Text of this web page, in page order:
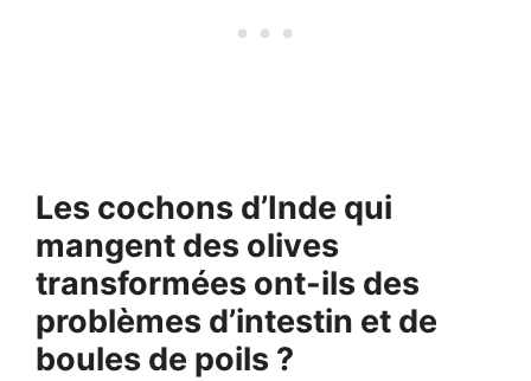
Les cochons d’Inde qui
mangent des olives
transformées ont-ils des
problèmes d’intestin et de
boules de poils ?